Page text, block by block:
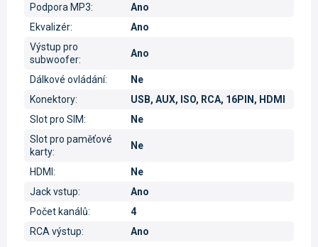
Podpora MP3:
Ano
Ekvalizér:
Ano
Výstup pro
subwoofer:
Ano
Dálkové ovládání:
Ne
Konektory:
USB, AUX, ISO, RCA, 16PIN, HDMI
Slot pro SIM:
Ne
Slot pro paměťové
karty:
Ne
HDMI :
Ne
Jack vstup:
Ano
Počet kanálů:
4
RCA výstup:
Ano